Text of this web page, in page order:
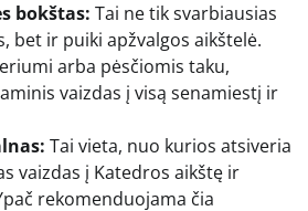
bokštas: Tai ne tik svarbiausias
bet ir puiki apžvalgos aikštelė.
arba pėsčiomis taku,
vaizdas į visą senamiestį ir
Tai vieta, nuo kurios atsiveria
vaizdas į Katedros aikštę ir
rekomenduojama čia